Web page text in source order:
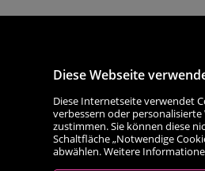
Diese Webseite
Diese Internetseite verwendet
verbessern oder
zustimmen. Sie können diese
Schaltfläche „Notwendige
abwählen. Weitere